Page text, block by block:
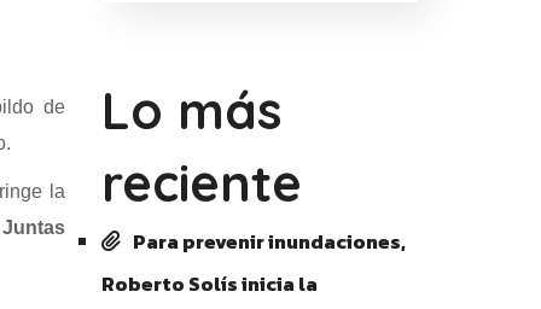
de
la
Lo más
reciente
Para prevenir inundaciones,
Roberto Solís inicia la